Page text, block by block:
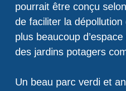
pourrait être conçu
de faciliter la
plus beaucoup
des jardins potagers
Un beau parc verdi et